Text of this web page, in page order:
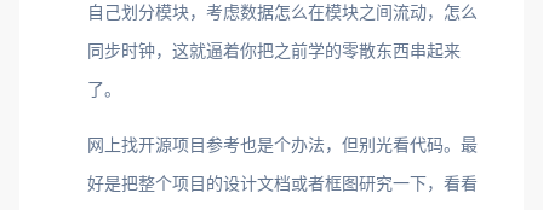
自己划分模块，考虑数据怎么在模块之间流动，怎么
同步时钟，这就逼着你把之前学的零散东西串起来
了。
网上找开源项目参考也是个办法，但别光看代码。最
好是把整个项目的设计文档或者框图研究一下，看看